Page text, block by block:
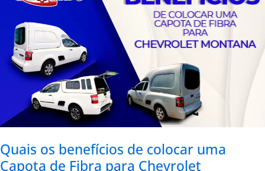
Quais os benefícios de colocar uma
Capota de Fibra para Chevrolet
de
uma
Capota
de
Fibra
para
Chevrolet
Montana?